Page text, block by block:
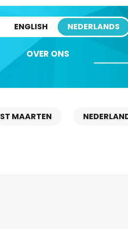
ENGLISH NEDERLANDS
OVER ONS
ST MAARTEN